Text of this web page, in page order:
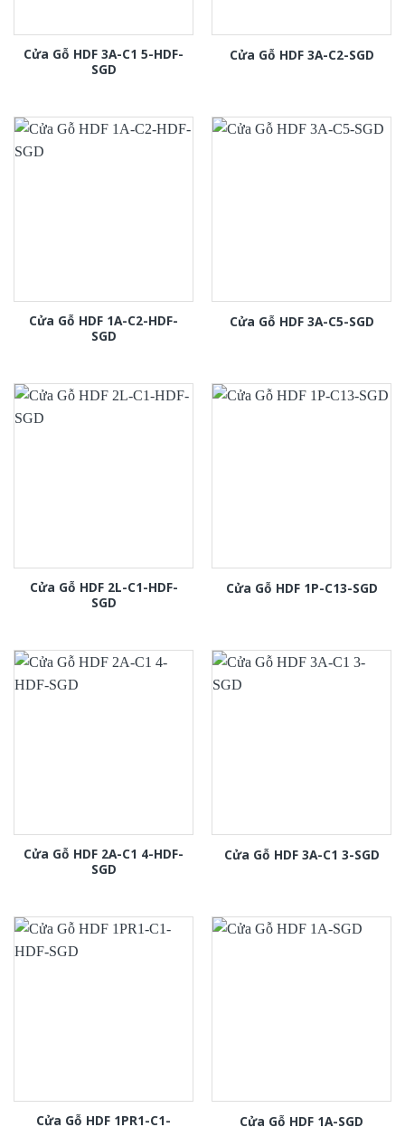
Cửa Gỗ HDF 3A-C1 5-HDF-
SGD
Cửa Gỗ HDF 3A-C2-SGD
Cửa Gỗ HDF 1A-C2-HDF-
SGD
Cửa Gỗ HDF 3A-C5-SGD
Cửa Gỗ HDF 2L-C1-HDF-
SGD
Cửa Gỗ HDF 1P-C13-SGD
Cửa Gỗ HDF 2A-C1 4-HDF-
SGD
Cửa Gỗ HDF 3A-C1 3-SGD
Cửa Gỗ HDF 1PR1-C1-
Cửa Gỗ HDF 1A-SGD